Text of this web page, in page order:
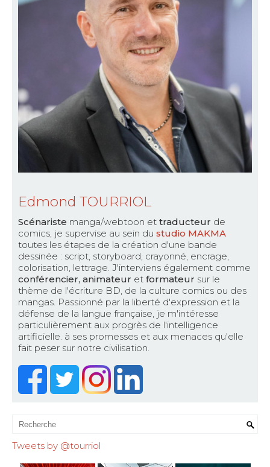
Edmond TOURRIOL
Scénariste manga/webtoon et traducteur de
comics, je supervise au sein du studio MAKMA
toutes les étapes de la création d'une bande
dessinée : script, storyboard, crayonné, encrage,
colorisation, lettrage. J'interviens également comme
conférencier, animateur et formateur sur le
thème de l'écriture BD, de la culture comics ou des
mangas. Passionné par la liberté d'expression et la
défense de la langue française, je m'intéresse
particulièrement aux progrès de l'intelligence
artificielle. à ses promesses et aux menaces qu'elle
fait peser sur notre civilisation.
Tweets by @tourriol